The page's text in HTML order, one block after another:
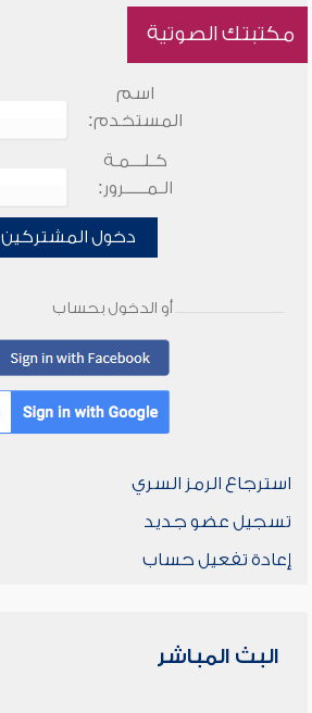
مكتبتك الصوتية
اسم
المستخدم:
كـلـــمـة
الـمـــــرور:
دخول المشتركين
أو الدخول بحساب
استرجاع الرمز السري
تسجيل عضو جديد
إعادة تفعيل حساب
البث المباشر